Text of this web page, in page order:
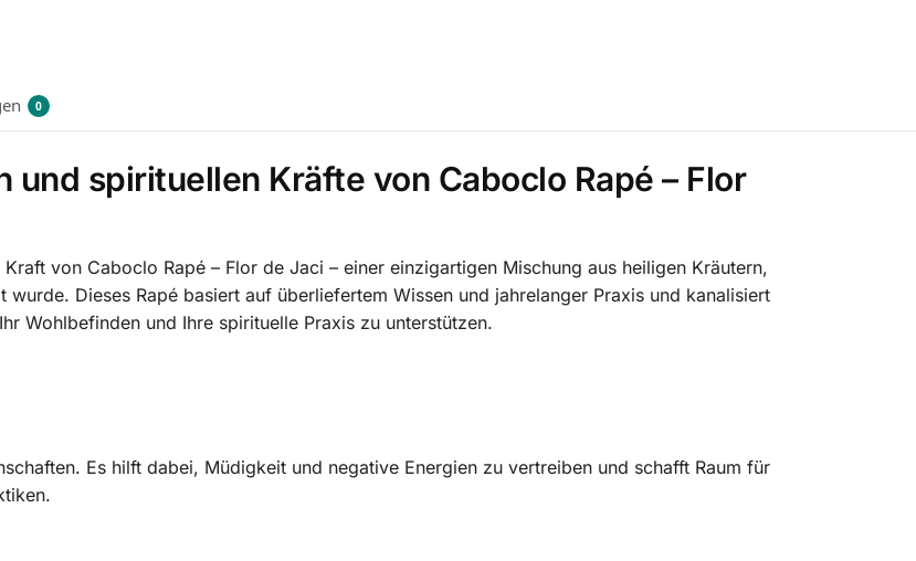
0
und spirituellen Kräfte von Caboclo Rapé – Flor
von Caboclo Rapé – Flor de Jaci – einer einzigartigen Mischung aus heiligen Kräutern,
Dieses Rapé basiert auf überliefertem Wissen und jahrelanger Praxis und kanalisiert
Wohlbefinden und Ihre spirituelle Praxis zu unterstützen.
Es hilft dabei, Müdigkeit und negative Energien zu vertreiben und schafft Raum für